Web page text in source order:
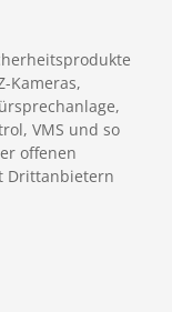
Kameras,
VMS und so
offenen
Drittanbietern